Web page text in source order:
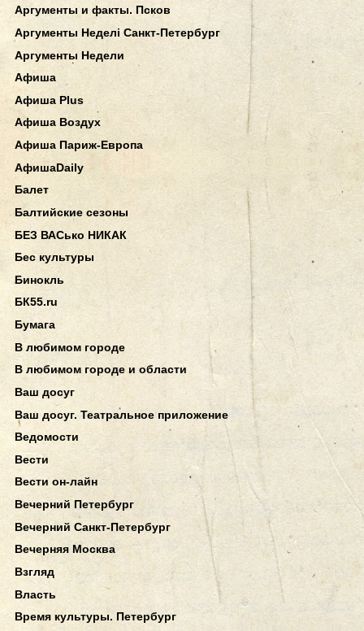
Аргументы и факты. Псков
Аргументы Неделi Санкт-Петербург
Аргументы Недели
Афиша
Афиша Plus
Афиша Воздух
Афиша Париж-Европа
АфишаDaily
Балет
Балтийские сезоны
БЕЗ ВАСько НИКАК
Бес культуры
Бинокль
БК55.ru
Бумага
В любимом городе
В любимом городе и области
Ваш досуг
Ваш досуг. Театральное приложение
Ведомости
Вести
Вести он-лайн
Вечерний Петербург
Вечерний Санкт-Петербург
Вечерняя Москва
Взгляд
Власть
Время культуры. Петербург